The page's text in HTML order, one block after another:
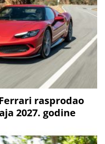
rasprodao
2027. godine